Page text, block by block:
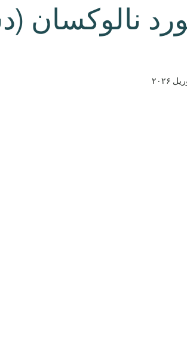
نالوکسان